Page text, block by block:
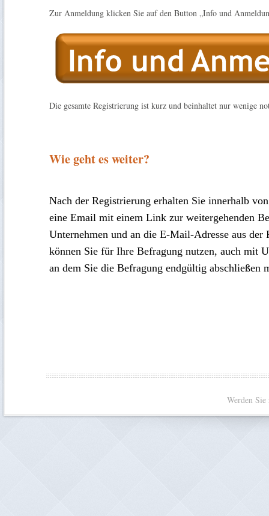
Zur Anmeldung klicken Sie auf den Button „Info und
Die gesamte Registrierung ist kurz und beinhaltet nur wenige
Wie geht es weiter?
Nach der Registrierung erhalten Sie innerhalb
eine Email mit einem Link zur weitergehenden
Unternehmen und an die E-Mail-Adresse aus
können Sie für Ihre Befragung nutzen, auch mit
an dem Sie die Befragung endgültig abschließen
Werden